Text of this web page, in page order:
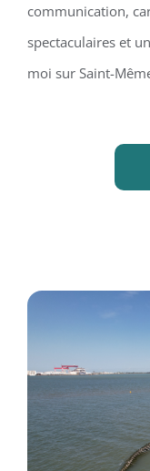
communication,
spectaculaires et
moi sur Saint-